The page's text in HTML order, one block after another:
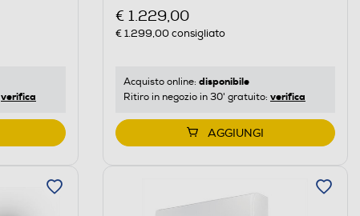
verifica
€ 1.229,00
€ 1.299,00consigliato
Acquisto online: disponibile
Ritiro in negozio in 30' gratuito: verifica
AGGIUNGI